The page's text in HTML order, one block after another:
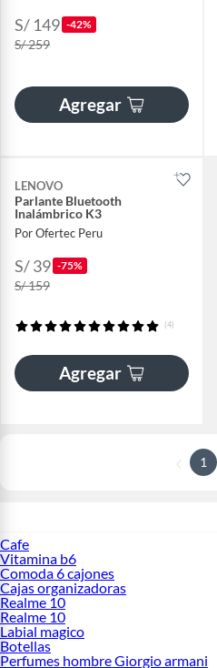
S/ 149 -42%
S/ 259
Agregar
LENOVO
Parlante Bluetooth
Inalámbrico K3
Por Ofertec Peru
S/ 39 -75%
S/ 159
(4)
Agregar
1
Cafe
Vitamina b6
Comoda 6 cajones
Cajas organizadoras
Realme 10
Realme 10
Labial magico
Botellas
Perfumes hombre Giorgio armani